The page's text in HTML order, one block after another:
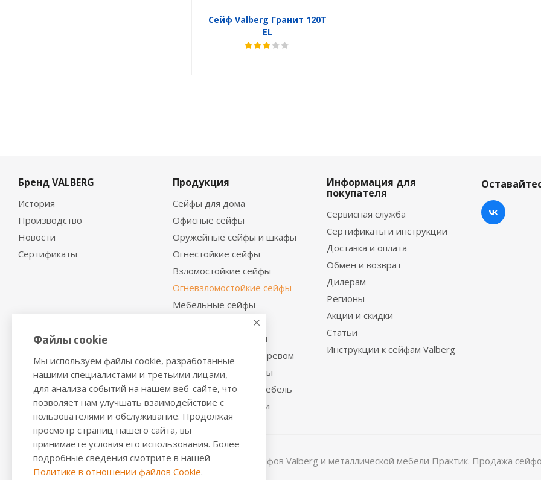
Сейф Valberg Гранит 120T
EL
Бренд VALBERG
История
Производство
Новости
Сертификаты
Продукция
Сейфы для дома
Офисные сейфы
Оружейные сейфы и шкафы
Огнестойкие сейфы
Взломостойкие сейфы
Огневзломостойкие сейфы
Мебельные сейфы
Депозитные сейфы
Встраиваемые сейфы
Сейфы с отделкой деревом
Металлические шкафы
Производственная мебель
Металлические двери
Информация для
покупателя
Сервисная служба
Сертификаты и инструкции
Доставка и оплата
Обмен и возврат
Дилерам
Регионы
Акции и скидки
Статьи
Инструкции к сейфам Valberg
2016-2026 © VALBERGSAFE.RU — Интернет-магазин сейфов Valberg и металлической мебели Практик. Продажа
стеллажей, металлических дверей.
Файлы cookie
Мы используем файлы cookie, разработанные
нашими специалистами и третьими лицами,
для анализа событий на нашем веб-сайте, что
позволяет нам улучшать взаимодействие с
пользователями и обслуживание. Продолжая
просмотр страниц нашего сайта, вы
принимаете условия его использования. Более
подробные сведения смотрите в нашей
Политике в отношении файлов Cookie.